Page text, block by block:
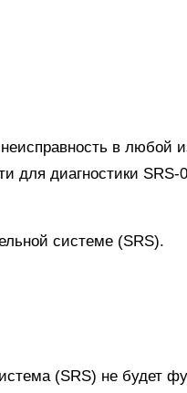
в любой
для диагностики SRS-
системе (SRS).
(SRS) не будет